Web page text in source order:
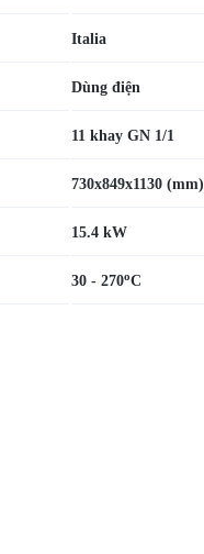
Italia
Dùng điện
11 khay GN 1/1
730x849x1130 (mm)
15.4 kW
30 - 270oC